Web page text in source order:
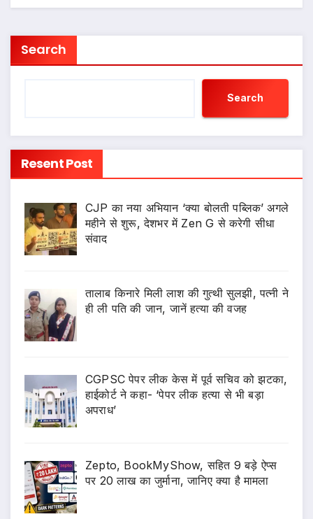
Search
Search
Resent Post
CJP का नया अभियान ‘क्या बोलती पब्लिक’ अगले
महीने से शुरू, देशभर में Zen G से करेगी सीधा
संवाद
तालाब किनारे मिली लाश की गुत्थी सुलझी, पत्नी ने
ही ली पति की जान, जानें हत्या की वजह
CGPSC पेपर लीक केस में पूर्व सचिव को झटका,
हाईकोर्ट ने कहा- ‘पेपर लीक हत्या से भी बड़ा
अपराध’
Zepto, BookMyShow, सहित 9 बड़े ऐप्स
पर 20 लाख का जुर्माना, जानिए क्या है मामला